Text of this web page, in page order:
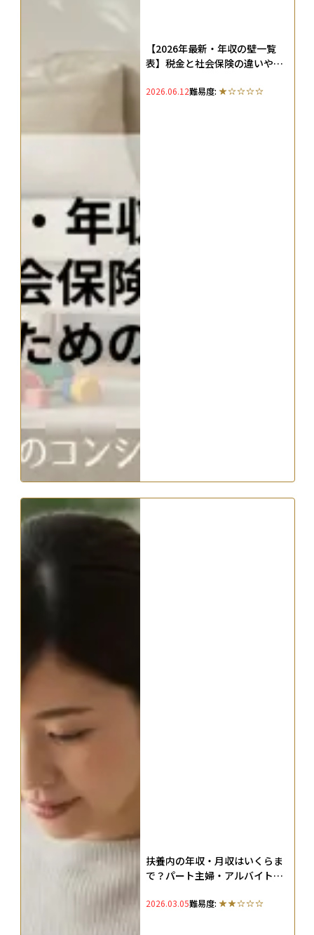
【2026年最新・年収の壁一覧
表】税金と社会保険の違いや扶
2026.06.12難易度:
扶養内の年収・月収はいくらま
で？パート主婦・アルバイト学
範囲を解説
2026.03.05難易度: